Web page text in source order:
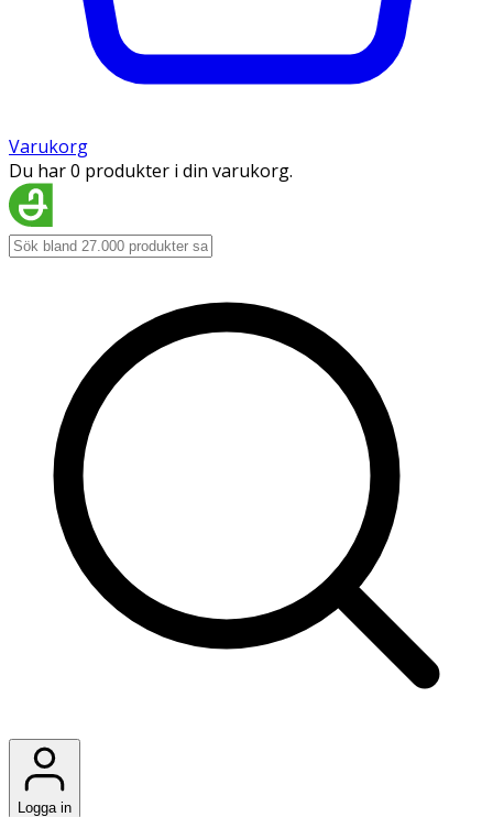
Varukorg
Du har 0 produkter i din varukorg.
Logga in